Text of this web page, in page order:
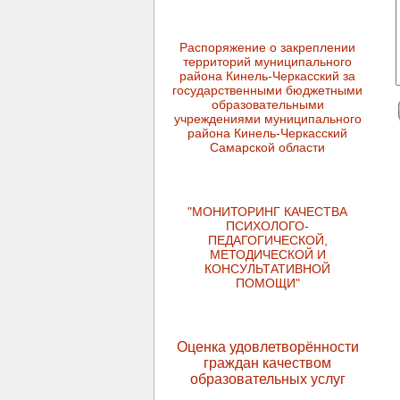
Распоряжение о закреплении
территорий муниципального
района Кинель-Черкасский за
государственными бюджетными
образовательными
учреждениями муниципального
района Кинель-Черкасский
Самарской области
"МОНИТОРИНГ КАЧЕСТВА
ПСИХОЛОГО-
ПЕДАГОГИЧЕСКОЙ,
МЕТОДИЧЕСКОЙ И
КОНСУЛЬТАТИВНОЙ
ПОМОЩИ"
Оценка удовлетворённости
граждан качеством
образовательных услуг